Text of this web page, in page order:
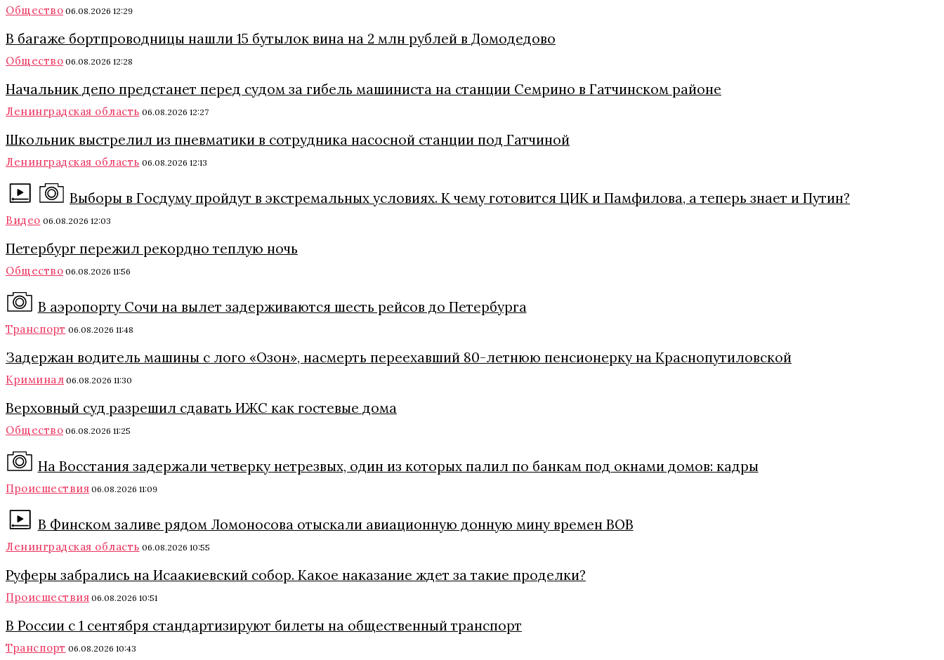
Общество 06.08.2026 12:29
В багаже бортпроводницы нашли 15 бутылок вина на 2 млн рублей в Домодедово
Общество 06.08.2026 12:28
Начальник депо предстанет перед судом за гибель машиниста на станции Семрино в Гатчинском районе
Ленинградская область 06.08.2026 12:27
Школьник выстрелил из пневматики в сотрудника насосной станции под Гатчиной
Ленинградская область 06.08.2026 12:13
Выборы в Госдуму пройдут в экстремальных условиях. К чему готовится ЦИК и Памфилова, а теперь знает и Путин?
Видео 06.08.2026 12:03
Петербург пережил рекордно теплую ночь
Общество 06.08.2026 11:56
В аэропорту Сочи на вылет задерживаются шесть рейсов до Петербурга
Транспорт 06.08.2026 11:48
Задержан водитель машины с лого «Озон», насмерть переехавший 80-летнюю пенсионерку на Краснопутиловской
Криминал 06.08.2026 11:30
Верховный суд разрешил сдавать ИЖС как гостевые дома
Общество 06.08.2026 11:25
На Восстания задержали четверку нетрезвых, один из которых палил по банкам под окнами домов: кадры
Происшествия 06.08.2026 11:09
В Финском заливе рядом Ломоносова отыскали авиационную донную мину времен ВОВ
Ленинградская область 06.08.2026 10:55
Руферы забрались на Исаакиевский собор. Какое наказание ждет за такие проделки?
Происшествия 06.08.2026 10:51
В России с 1 сентября стандартизируют билеты на общественный транспорт
Транспорт 06.08.2026 10:43